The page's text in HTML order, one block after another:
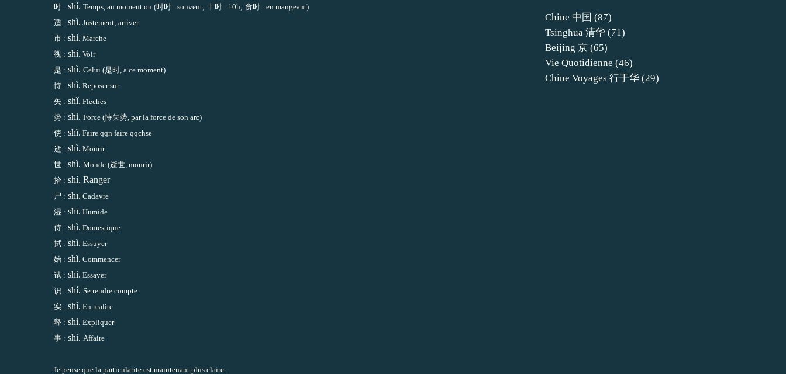
时 : shí. Temps, au moment ou (时时 : souvent; 十时 : 10h; 食时 : en mangeant)
适 : shì. Justement; arriver
市 : shì. Marche
视 : shì. Voir
是 : shì. Celui (是时, a ce moment)
恃 : shì. Reposer sur
矢 : shǐ. Fleches
势 : shì. Force (恃矢势, par la force de son arc)
使 : shǐ. Faire qqn faire qqchse
逝 : shì. Mourir
世 : shì. Monde (逝世, mourir)
拾 : shí. Ranger
尸 : shī. Cadavre
湿 : shī. Humide
侍 : shì. Domestique
拭 : shì. Essuyer
始 : shǐ. Commencer
试 : shì. Essayer
识 : shí. Se rendre compte
实 : shí. En realite
释 : shì. Expliquer
事 : shì. Affaire
Je pense que la particularite est maintenant plus claire...
Chine 中国 (87)
Tsinghua 清华 (71)
Beijing 京 (65)
Vie Quotidienne (46)
Chine Voyages 行于华 (29)